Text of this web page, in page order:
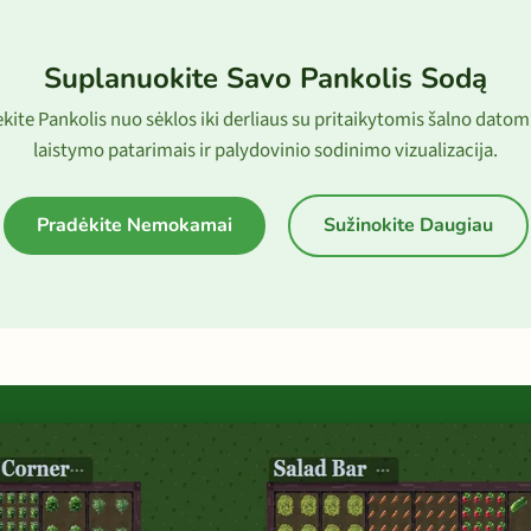
Suplanuokite Savo Pankolis Sodą
Pankolis nuo sėklos iki derliaus su pritaikytomis šalno
laistymo patarimais ir palydovinio sodinimo vizualizacija.
Pradėkite Nemokamai Sužinokite Daugiau